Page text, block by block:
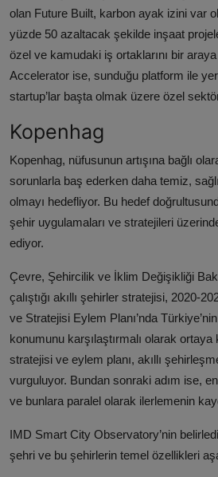
olan Future Built, karbon ayak izini var
yüzde 50 azaltacak şekilde inşaat
özel ve kamudaki iş ortaklarını bir
Accelerator ise, sunduğu platform ile
startup’lar başta olmak üzere özel
Kopenhag
Kopenhag, nüfusunun artışına bağlı
sorunlarla baş ederken daha temiz,
olmayı hedefliyor. Bu hedef
şehir uygulamaları ve stratejileri
ediyor.
Çevre, Şehircilik ve İklim Değişikliği
çalıştığı akıllı şehirler stratejisi, 2020-
ve Stratejisi Eylem Planı’nda
konumunu karşılaştırmalı olarak
stratejisi ve eylem planı, akıllı
vurguluyor. Bundan sonraki adım ise,
ve bunlara paralel olarak ilerlemenin
IMD Smart City Observatory’nin
şehri ve bu şehirlerin temel özellikleri